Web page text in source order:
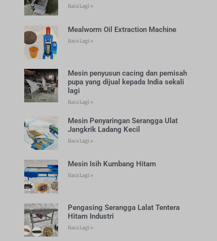
Baca Lagi »
Mealworm Oil Extraction Machine
Baca Lagi »
Mesin penyusun cacing dan pemisah
pupa yang dijual kepada India sekali
lagi
Baca Lagi »
Mesin Penyaringan Serangga Ulat
Jangkrik Ladang Kecil
Baca Lagi »
Mesin Isih Kumbang Hitam
Baca Lagi »
Pengasing Serangga Lalat Tentera
Hitam Industri
Baca Lagi »